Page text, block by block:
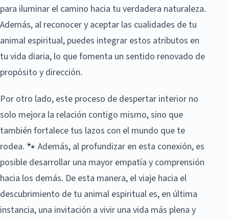
para iluminar el camino hacia tu verdadera naturaleza.
Además, al reconocer y aceptar las cualidades de tu
animal espiritual, puedes integrar estos atributos en
tu vida diaria, lo que fomenta un sentido renovado de
propósito y dirección.
Por otro lado, este proceso de despertar interior no
solo mejora la relación contigo mismo, sino que
también fortalece tus lazos con el mundo que te
rodea. 🐾 Además, al profundizar en esta conexión, es
posible desarrollar una mayor empatía y comprensión
hacia los demás. De esta manera, el viaje hacia el
descubrimiento de tu animal espiritual es, en última
instancia, una invitación a vivir una vida más plena y